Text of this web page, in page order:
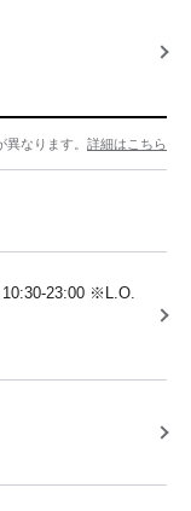
なります。 詳細はこちら
23:00 ※L.O.